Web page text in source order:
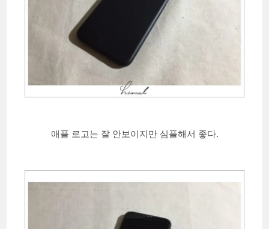
애플 로고는 잘 안보이지만 심플해서 좋다.